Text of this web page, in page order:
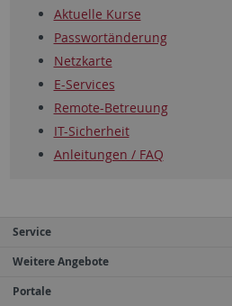
Aktuelle Kurse
Passwortänderung
Netzkarte
E-Services
Remote-Betreuung
IT-Sicherheit
Anleitungen / FAQ
Service
Weitere Angebote
Portale